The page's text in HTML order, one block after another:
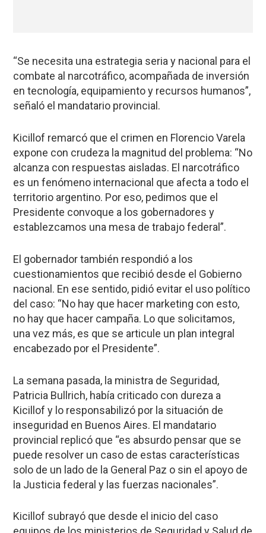
“Se necesita una estrategia seria y nacional para el
combate al narcotráfico, acompañada de inversión
en tecnología, equipamiento y recursos humanos”,
señaló el mandatario provincial.
Kicillof remarcó que el crimen en Florencio Varela
expone con crudeza la magnitud del problema: “No
alcanza con respuestas aisladas. El narcotráfico
es un fenómeno internacional que afecta a todo el
territorio argentino. Por eso, pedimos que el
Presidente convoque a los gobernadores y
establezcamos una mesa de trabajo federal”.
El gobernador también respondió a los
cuestionamientos que recibió desde el Gobierno
nacional. En ese sentido, pidió evitar el uso político
del caso: “No hay que hacer marketing con esto,
no hay que hacer campaña. Lo que solicitamos,
una vez más, es que se articule un plan integral
encabezado por el Presidente”.
La semana pasada, la ministra de Seguridad,
Patricia Bullrich, había criticado con dureza a
Kicillof y lo responsabilizó por la situación de
inseguridad en Buenos Aires. El mandatario
provincial replicó que “es absurdo pensar que se
puede resolver un caso de estas características
solo de un lado de la General Paz o sin el apoyo de
la Justicia federal y las fuerzas nacionales”.
Kicillof subrayó que desde el inicio del caso